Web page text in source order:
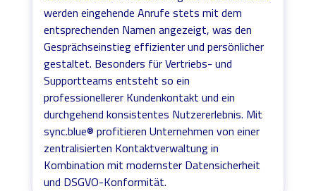
werden eingehende Anrufe stets mit dem
entsprechenden Namen angezeigt, was den
Gesprächseinstieg effizienter und persönlicher
gestaltet. Besonders für Vertriebs- und
Supportteams entsteht so ein
professionellerer Kundenkontakt und ein
durchgehend konsistentes Nutzererlebnis. Mit
sync.blue® profitieren Unternehmen von einer
zentralisierten Kontaktverwaltung in
Kombination mit modernster Datensicherheit
und DSGVO-Konformität.